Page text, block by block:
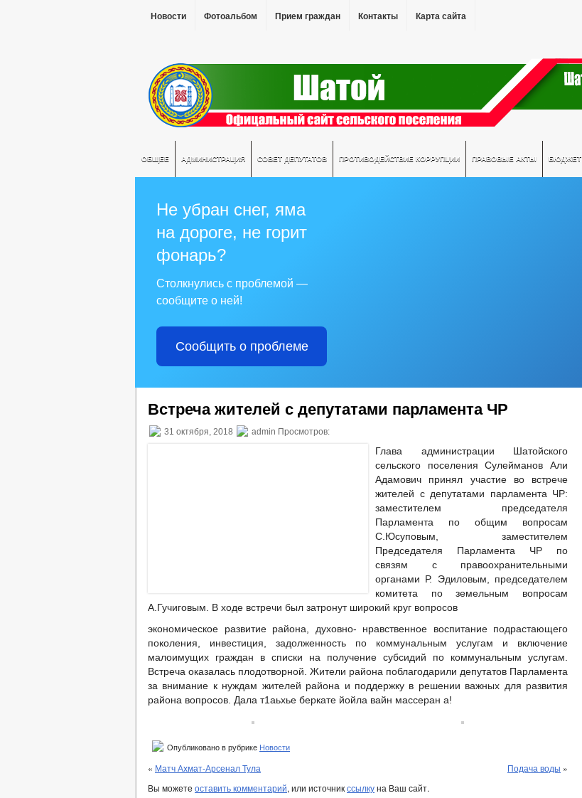
Новости Фотоальбом Прием граждан Контакты Карта сайта
ОБЩЕЕ АДМИНИСТРАЦИЯ СОВЕТ ДЕПУТАТОВ ПРОТИВОДЕЙСТВИЕ КОРРУПЦИИ ПРАВОВЫЕ АКТЫ БЮДЖЕТ
Не убран снег, яма
на дороге, не горит
фонарь?
Столкнулись с проблемой —
сообщите о ней!
Сообщить о проблеме
Встреча жителей с депутатами парламента ЧР
31 октября, 2018 admin Просмотров:
Глава администрации Шатойского
сельского поселения Сулейманов Али
Адамович принял участие во встрече
жителей с депутатами парламента ЧР:
заместителем председателя
Парламента по общим вопросам
С.Юсуповым, заместителем
Председателя Парламента ЧР по
связям с правоохранительными
органами Р. Эдиловым, председателем
комитета по земельным вопросам
А.Гучиговым. В ходе встречи был затронут широкий круг вопросов
экономическое развитие района, духовно- нравственное воспитание подрастающего
поколения, инвестиция, задолженность по коммунальным услугам и включение
малоимущих граждан в списки на получение субсидий по коммунальным услугам.
Встреча оказалась плодотворной. Жители района поблагодарили депутатов Парламента
за внимание к нуждам жителей района и поддержку в решении важных для развития
района вопросов. Дала т1аьхье беркате йойла вайн массеран а!
Опубликовано в рубрике Новости
« Матч Ахмат-Арсенал Тула Подача воды »
Вы можете оставить комментарий, или источникссылкуна Ваш сайт.